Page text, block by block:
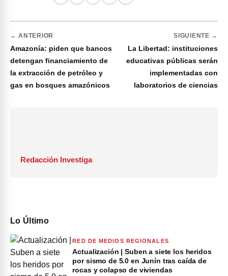
← ANTERIOR
Amazonía: piden que bancos
detengan financiamiento de
la extracción de petróleo y
gas en bosques amazónicos
SIGUIENTE →
La Libertad: instituciones
educativas públicas serán
implementadas con
laboratorios de ciencias
Redacción Investiga
Lo Último
RED DE MEDIOS REGIONALES
Actualización | Suben a siete los heridos
por sismo de 5.0 en Junín tras caída de
rocas y colapso de viviendas